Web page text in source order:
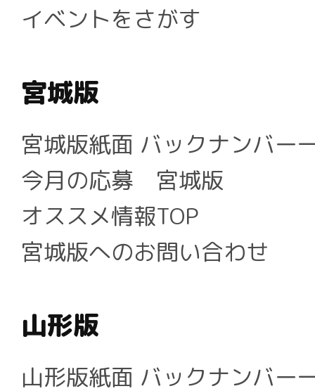
イベントをさがす
宮城版
宮城版紙面 バックナンバー
今月の応募 宮城版
オススメ情報TOP
宮城版へのお問い合わせ
山形版
山形版紙面 バックナンバー